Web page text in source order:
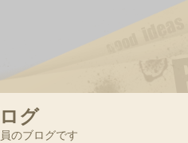
グ
のブログです